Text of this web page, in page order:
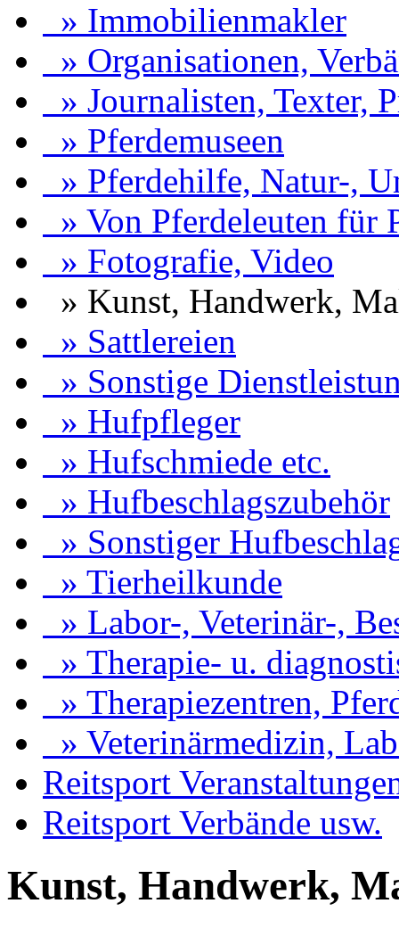
» Immobilienmakler
» Organisationen,
» Journalisten, Texter,
» Pferdemuseen
» Pferdehilfe, Natur-,
» Von Pferdeleuten für
» Fotografie, Video
» Kunst, Handwerk,
» Sattlereien
» Sonstige
» Hufpfleger
» Hufschmiede etc.
» Hufbeschlagszubehör
» Sonstiger
» Tierheilkunde
» Labor-, Veterinär-,
» Therapie- u.
» Therapiezentren,
» Veterinärmedizin,
Reitsport
Reitsport Verbände usw.
Kunst, Handwerk,